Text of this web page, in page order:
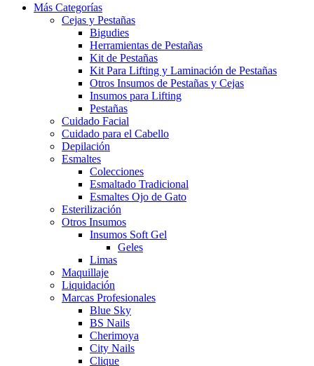
Más Categorías
Cejas y Pestañas
Bigudies
Herramientas de Pestañas
Kit de Pestañas
Kit Para Lifting y Laminación de Pestañas
Otros Insumos de Pestañas y Cejas
Insumos para Lifting
Pestañas
Cuidado Facial
Cuidado para el Cabello
Depilación
Esmaltes
Colecciones
Esmaltado Tradicional
Esmaltes Ojo de Gato
Esterilización
Otros Insumos
Insumos Soft Gel
Geles
Limas
Maquillaje
Liquidación
Marcas Profesionales
Blue Sky
BS Nails
Cherimoya
City Nails
Clique